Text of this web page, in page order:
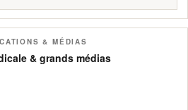
& MÉDIAS
& grands médias